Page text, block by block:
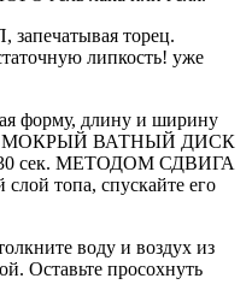
торец.
липкость! уже
форму, длину и ширину
на МОКРЫЙ ВАТНЫЙ ДИСК
30 сек. МЕТОДОМ СДВИГА
топа, спускайте его
воду и воздух из
Оставьте просохнуть